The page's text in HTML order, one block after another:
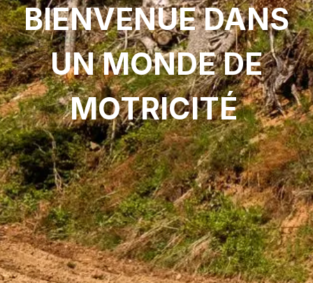
BIENVENUE DANS
UN MONDE DE
MOTRICITÉ